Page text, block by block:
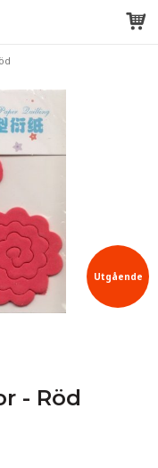
Utgående
- Röd